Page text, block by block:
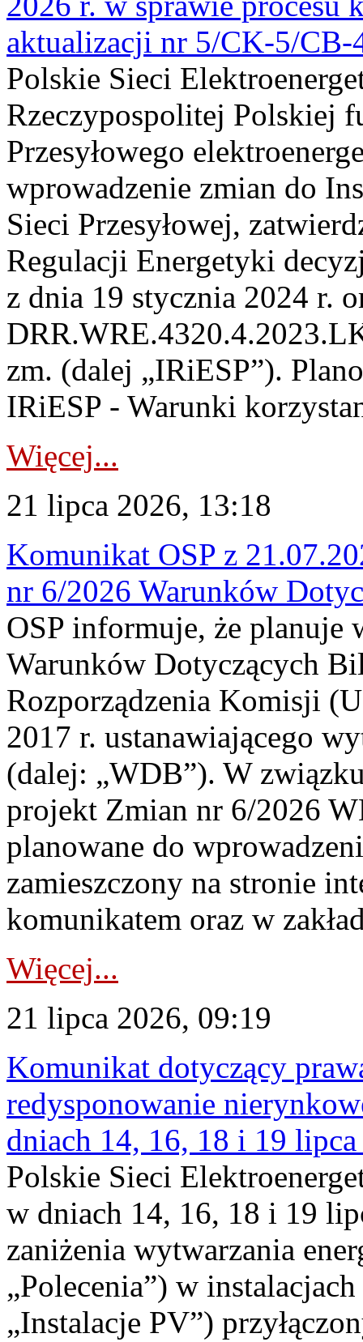
aktualizacji nr 5/CK-5/CB-
Polskie Sieci
Rzeczypospolitej Polskiej
Przesyłowego
wprowadzenie zmian do
Sieci Przesyłowej,
Regulacji Energetyki
z dnia 19 stycznia 2024 r.
zm. (dalej „IRiESP”).
IRiESP - Warunki
Więcej...
21 lipca 2026, 13:18
Komunikat OSP z
nr 6/2026 Warunków
OSP informuje, że planuje
Warunków Dotyczących
Rozporządzenia Komisji
2017 r. ustanawiającego
(dalej: „WDB”). W
projekt Zmian nr 6/2026
planowane do
zamieszczony na stronie
komunikatem oraz w
Więcej...
21 lipca 2026, 09:19
Komunikat dotyczący
redysponowanie
dniach 14, 16, 18 i 19
Polskie Sieci
w dniach 14, 16, 18 i 19
zaniżenia wytwarzania
„Polecenia”) w
„Instalacje PV”)